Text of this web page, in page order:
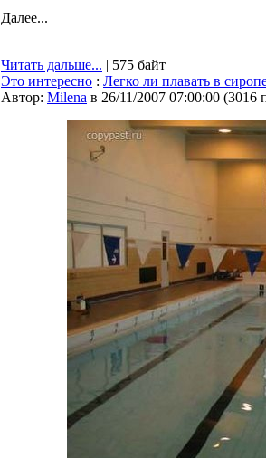
Далее...
Читать дальше... | 575 байт
Это интересно : Легко ли плавать в
Автор: Milena в 26/11/2007 07:00:00 (3016